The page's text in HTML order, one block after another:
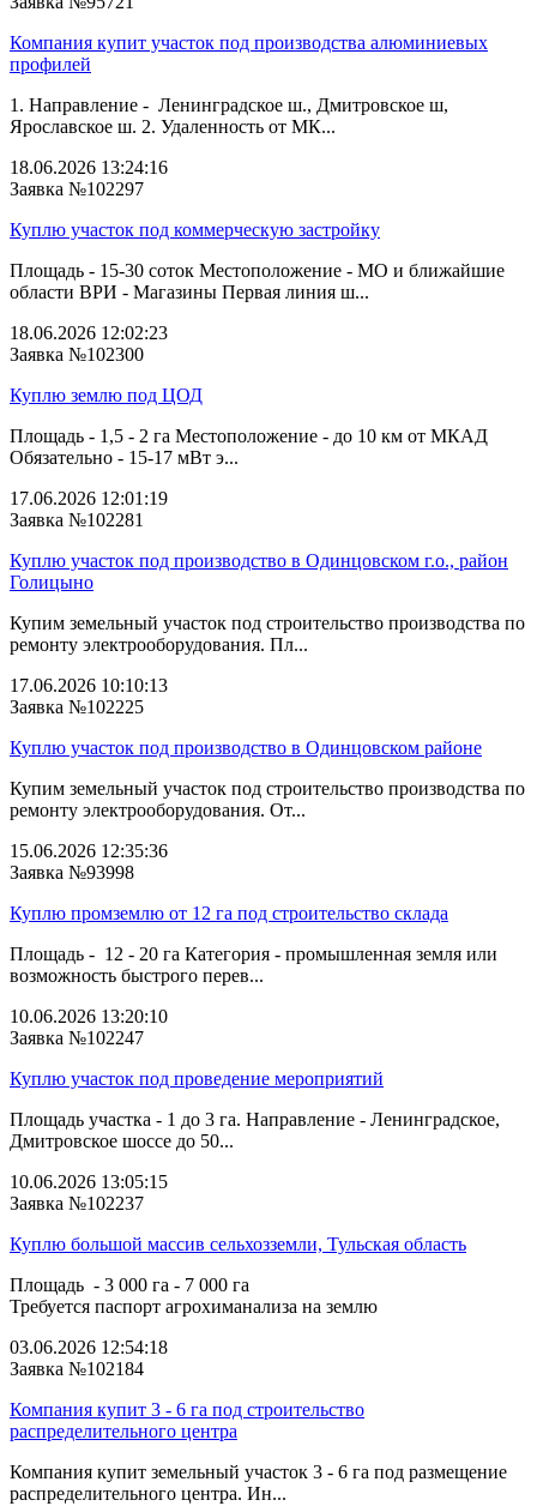
Компания купит участок под производства алюминиевых
профилей
1. Направление - Ленинградское ш., Дмитровское ш,
Ярославское ш. 2. Удаленность от МК...
18.06.2026 13:24:16
Заявка №102297
Куплю участок под коммерческую застройку
Площадь - 15-30 соток Местоположение - МО и ближайшие
области ВРИ - Магазины Первая линия ш...
18.06.2026 12:02:23
Заявка №102300
Куплю землю под ЦОД
Площадь - 1,5 - 2 га Местоположение - до 10 км от МКАД
Обязательно - 15-17 мВт э...
17.06.2026 12:01:19
Заявка №102281
Куплю участок под производство в Одинцовском г.о., район
Голицыно
Купим земельный участок под строительство производства по
ремонту электрооборудования. Пл...
17.06.2026 10:10:13
Заявка №102225
Куплю участок под производство в Одинцовском районе
Купим земельный участок под строительство производства по
ремонту электрооборудования. От...
15.06.2026 12:35:36
Заявка №93998
Куплю промземлю от 12 га под строительство склада
Площадь - 12 - 20 га Категория - промышленная земля или
возможность быстрого перев...
10.06.2026 13:20:10
Заявка №102247
Куплю участок под проведение мероприятий
Площадь участка - 1 до 3 га. Направление - Ленинградское,
Дмитровское шоссе до 50...
10.06.2026 13:05:15
Заявка №102237
Куплю большой массив сельхозземли, Тульская область
Площадь - 3 000 га - 7 000 га
Требуется паспорт агрохиманализа на землю
03.06.2026 12:54:18
Заявка №102184
Компания купит 3 - 6 га под строительство
распределительного центра
Компания купит земельный участок 3 - 6 га под размещение
распределительного центра. Ин...